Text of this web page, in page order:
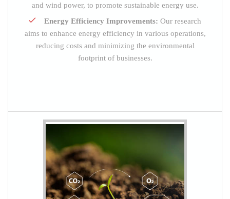
and wind power, to promote sustainable energy use.
Energy Efficiency Improvements: Our research
aims to enhance energy efficiency in various operations,
reducing costs and minimizing the environmental
footprint of businesses.